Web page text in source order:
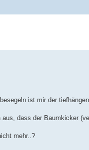
ist mir der
dass der Baumkicker
mehr..?